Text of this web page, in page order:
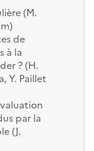
(M.
de
à la
? (H.
Y. Paillet
par la
(J.